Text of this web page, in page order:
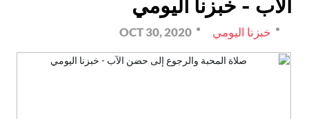
الآب - خبزنا اليومي
خبزنا اليومي OCT 30, 2020